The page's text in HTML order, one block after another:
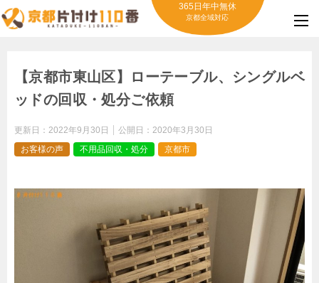
365日年中無休
京都全域対応
【京都市東山区】ローテーブル、シングルベ
ッドの回収・処分ご依頼
更新日： 2022年9月30日 公開日： 2020年3月30日
お客様の声
不用品回収・処分 京都市